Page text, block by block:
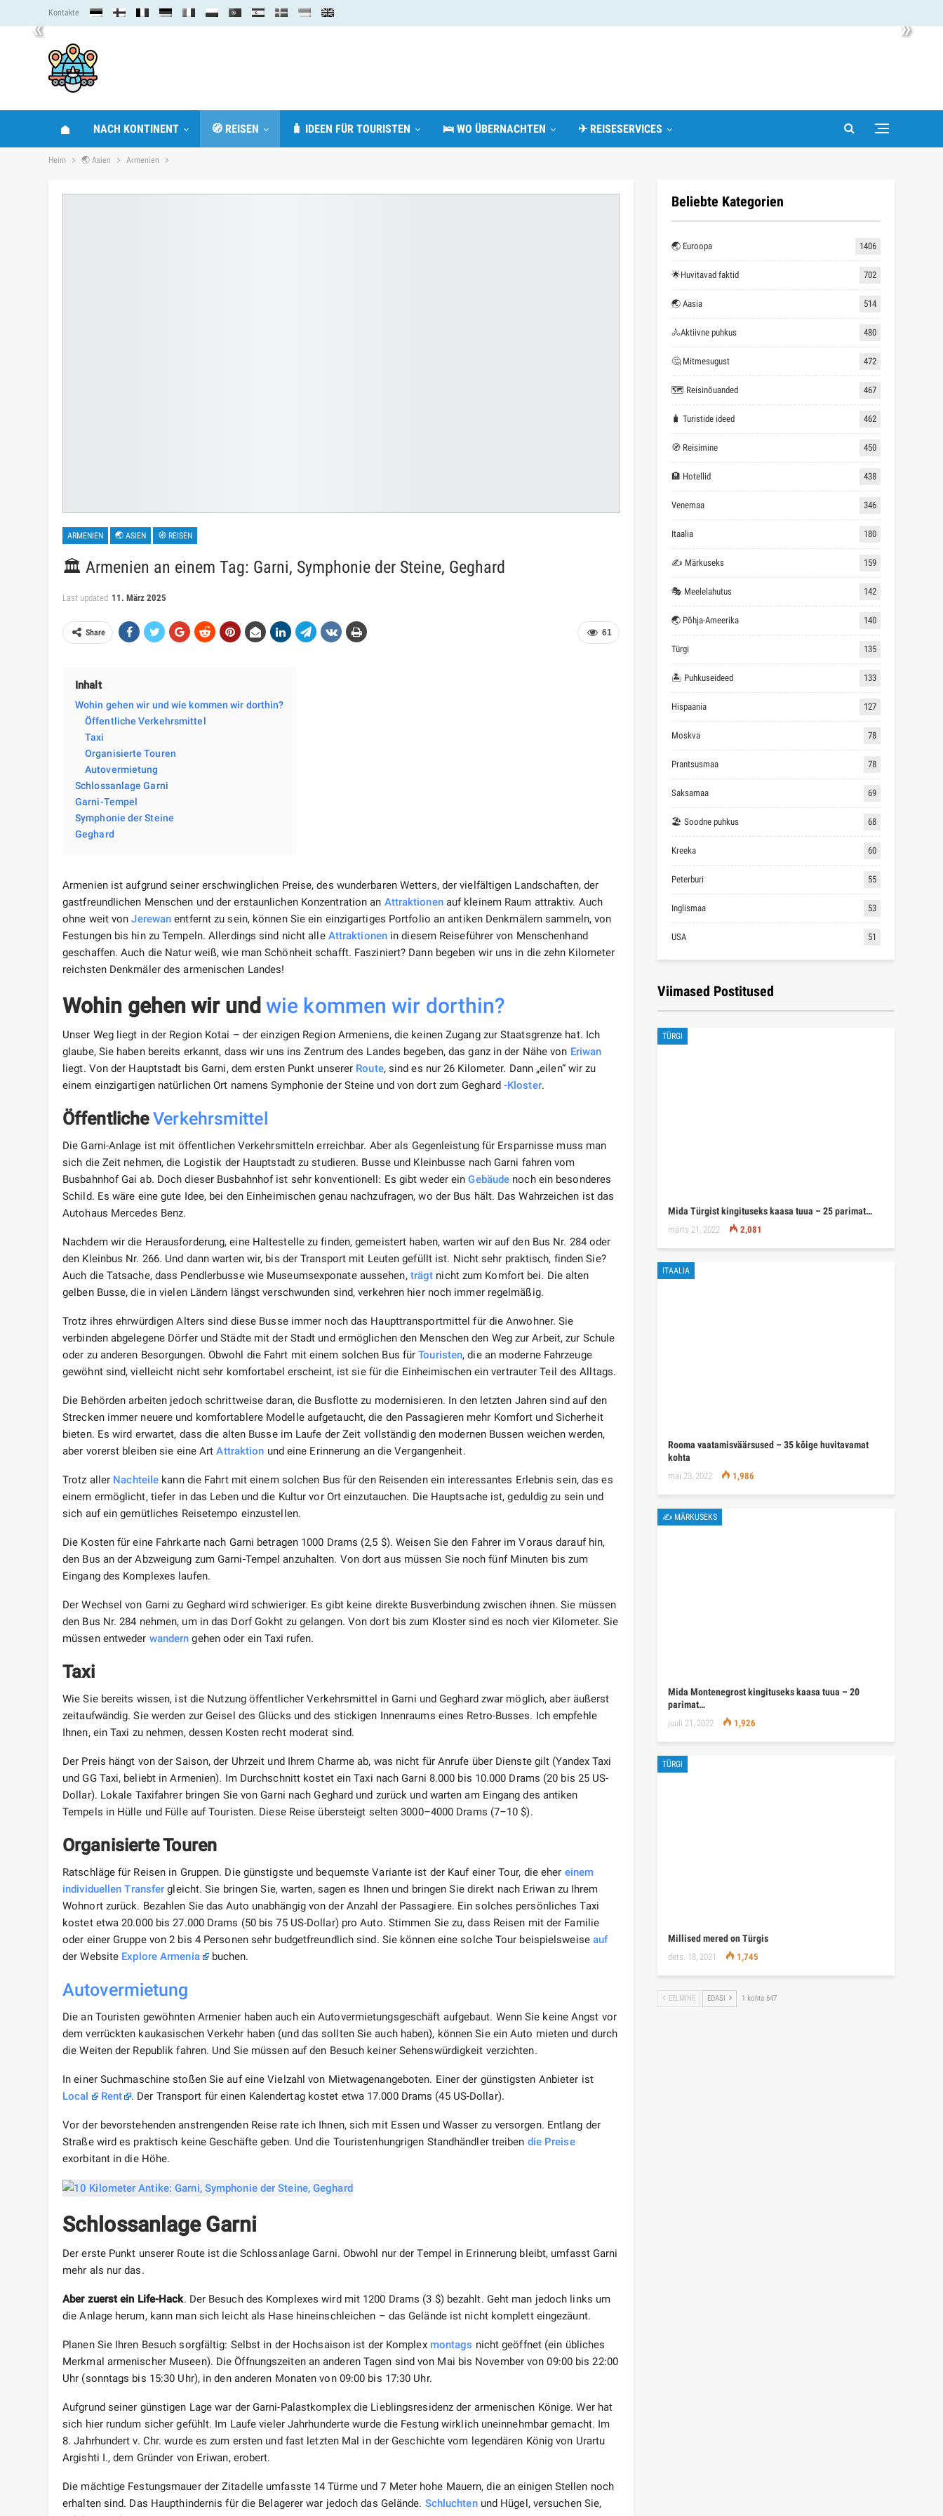
« »
Kontakte
NACH KONTINENT 🧭 REISEN 🧳 IDEEN FÜR TOURISTEN 🛌 WO ÜBERNACHTEN ✈ REISESERVICES
Heim 🌏 Asien Armenien
ARMENIEN 🌏 ASIEN 🧭 REISEN
🏛️ Armenien an einem Tag: Garni, Symphonie der Steine, Geghard
Last updated 11. März 2025
61
Share
Inhalt
Wohin gehen wir und wie kommen wir dorthin?
Öffentliche Verkehrsmittel
Taxi
Organisierte Touren
Autovermietung​
Schlossanlage Garni
Garni-Tempel
Symphonie der Steine
Geghard
Armenien ist aufgrund seiner erschwinglichen Preise, des wunderbaren Wetters, der vielfältigen Landschaften, der
gastfreundlichen Menschen und der erstaunlichen Konzentration an Attraktionenauf kleinem Raum attraktiv. Auch
ohne weit vonJerewan entfernt zu sein, können Sie ein einzigartiges Portfolio an antiken Denkmälern sammeln, von
Festungen bis hin zu Tempeln. Allerdings sind nicht alle Attraktionenin diesem Reiseführer von Menschenhand
geschaffen. Auch die Natur weiß, wie man Schönheit schafft. Fasziniert? Dann begeben wir uns in die zehn Kilometer
reichsten Denkmäler des armenischen Landes!
Wohin gehen wir und wie kommen wir dorthin?
Unser Weg liegt in der Region Kotai – der einzigen Region Armeniens, die keinen Zugang zur Staatsgrenze hat. Ich
glaube, Sie haben bereits erkannt, dass wir uns ins Zentrum des Landes begeben, das ganz in der Nähe von Eriwan
liegt. Von der Hauptstadt bis Garni, dem ersten Punkt unserer Route, sind es nur 26 Kilometer. Dann „eilen“ wir zu
einem einzigartigen natürlichen Ort namens Symphonie der Steine ​​und von dort zum Geghard -Kloster.
ÖffentlicheVerkehrsmittel
Die Garni-Anlage ist mit öffentlichen Verkehrsmitteln erreichbar. Aber als Gegenleistung für Ersparnisse muss man
sich die Zeit nehmen, die Logistik der Hauptstadt zu studieren. Busse und Kleinbusse nach Garni fahren vom
Busbahnhof Gai ab. Doch dieser Busbahnhof ist sehr konventionell: Es gibt weder einGebäude noch ein besonderes
Schild. Es wäre eine gute Idee, bei den Einheimischen genau nachzufragen, wo der Bus hält. Das Wahrzeichen ist das
Autohaus Mercedes Benz.
Nachdem wir die Herausforderung, eine Haltestelle zu finden, gemeistert haben, warten wir auf den Bus Nr. 284 oder
den Kleinbus Nr. 266. Und dann warten wir, bis der Transport mit Leuten gefüllt ist. Nicht sehr praktisch, finden Sie?
Auch die Tatsache, dass Pendlerbusse wie Museumsexponate aussehen, trägt nicht zum Komfort bei. Die alten
gelben Busse, die in vielen Ländern längst verschwunden sind, verkehren hier noch immer regelmäßig.
Trotz ihres ehrwürdigen Alters sind diese Busse immer noch das Haupttransportmittel für die Anwohner. Sie
verbinden abgelegene Dörfer und Städte mit der Stadt und ermöglichen den Menschen den Weg zur Arbeit, zur Schule
oder zu anderen Besorgungen. Obwohl die Fahrt mit einem solchen Bus fürTouristen, die an moderne Fahrzeuge
gewöhnt sind, vielleicht nicht sehr komfortabel erscheint, ist sie für die Einheimischen ein vertrauter Teil des Alltags.
Die Behörden arbeiten jedoch schrittweise daran, die Busflotte zu modernisieren. In den letzten Jahren sind auf den
Strecken immer neuere und komfortablere Modelle aufgetaucht, die den Passagieren mehr Komfort und Sicherheit
bieten. Es wird erwartet, dass die alten Busse im Laufe der Zeit vollständig den modernen Bussen weichen werden,
aber vorerst bleiben sie eine ArtAttraktion und eine Erinnerung an die Vergangenheit.
Trotz aller Nachteile kann die Fahrt mit einem solchen Bus für den Reisenden ein interessantes Erlebnis sein, das es
einem ermöglicht, tiefer in das Leben und die Kultur vor Ort einzutauchen. Die Hauptsache ist, geduldig zu sein und
sich auf ein gemütliches Reisetempo einzustellen.
Die Kosten für eine Fahrkarte nach Garni betragen 1000 Drams (2,5 $). Weisen Sie den Fahrer im Voraus darauf hin,
den Bus an der Abzweigung zum Garni-Tempel anzuhalten. Von dort aus müssen Sie noch fünf Minuten bis zum
Eingang des Komplexes laufen.
Der Wechsel von Garni zu Geghard wird schwieriger. Es gibt keine direkte Busverbindung zwischen ihnen. Sie müssen
den Bus Nr. 284 nehmen, um in das Dorf Gokht zu gelangen. Von dort bis zum Kloster sind es noch vier Kilometer. Sie
müssen entweder wandern gehen oder ein Taxi rufen.
Taxi
Wie Sie bereits wissen, ist die Nutzung öffentlicher Verkehrsmittel in Garni und Geghard zwar möglich, aber äußerst
zeitaufwändig. Sie werden zur Geisel des Glücks und des stickigen Innenraums eines Retro-Busses. Ich empfehle
Ihnen, ein Taxi zu nehmen, dessen Kosten recht moderat sind.
Der Preis hängt von der Saison, der Uhrzeit und Ihrem Charme ab, was nicht für Anrufe über Dienste gilt (Yandex Taxi
und GG Taxi, beliebt in Armenien). Im Durchschnitt kostet ein Taxi nach Garni 8.000 bis 10.000 Drams (20 bis 25 US-
Dollar). Lokale Taxifahrer bringen Sie von Garni nach Geghard und zurück und warten am Eingang des antiken
Tempels in Hülle und Fülle auf Touristen. Diese Reise übersteigt selten 3000–4000 Drams (7–10 $).
Organisierte Touren
Ratschläge für Reisen in Gruppen. Die günstigste und bequemste Variante ist der Kauf einer Tour, die eher einem
individuellen Transfer gleicht. Sie bringen Sie, warten, sagen es Ihnen und bringen Sie direkt nach Eriwan zu Ihrem
Wohnort zurück. Bezahlen Sie das Auto unabhängig von der Anzahl der Passagiere. Ein solches persönliches Taxi
kostet etwa 20.000 bis 27.000 Drams (50 bis 75 US-Dollar) pro Auto. Stimmen Sie zu, dass Reisen mit der Familie
oder einer Gruppe von 2 bis 4 Personen sehr budgetfreundlich sind. Sie können eine solche Tour beispielsweise auf
der Website Explore Armenia buchen.
Autovermietung
Die an Touristen gewöhnten Armenier haben auch ein Autovermietungsgeschäft aufgebaut. Wenn Sie keine Angst vor
dem verrückten kaukasischen Verkehr haben (und das sollten Sie auch haben), können Sie ein Auto mieten und durch
die Weiten der Republik fahren. Und Sie müssen auf den Besuch keiner Sehenswürdigkeit verzichten.
In einer Suchmaschine stoßen Sie auf eine Vielzahl von Mietwagenangeboten. Einer der günstigsten Anbieter ist
Local
Rent . Der Transport für einen Kalendertag kostet etwa 17.000 Drams (45 US-Dollar).
Vor der bevorstehenden anstrengenden Reise rate ich Ihnen, sich mit Essen und Wasser zu versorgen. Entlang der
Straße wird es praktisch keine Geschäfte geben. Und die Touristenhungrigen Standhändler treiben die Preise
exorbitant in die Höhe.
Schlossanlage Garni
Der erste Punkt unserer Route ist die Schlossanlage Garni. Obwohl nur der Tempel in Erinnerung bleibt, umfasst Garni
mehr als nur das.
Aber zuerst ein Life-Hack. Der Besuch des Komplexes wird mit 1200 Drams (3 $) bezahlt. Geht man jedoch links um
die Anlage herum, kann man sich leicht als Hase hineinschleichen – das Gelände ist nicht komplett eingezäunt.
Planen Sie Ihren Besuch sorgfältig: Selbst in der Hochsaison ist der Komplex montags nicht geöffnet (ein übliches
Merkmal armenischer Museen). Die Öffnungszeiten an anderen Tagen sind von Mai bis November von 09:00 bis 22:00
Uhr (sonntags bis 15:30 Uhr), in den anderen Monaten von 09:00 bis 17:30 Uhr.
Aufgrund seiner günstigen Lage war der Garni-Palastkomplex die Lieblingsresidenz der armenischen Könige. Wer hat
sich hier rundum sicher gefühlt. Im Laufe vieler Jahrhunderte wurde die Festung wirklich uneinnehmbar gemacht. Im
8. Jahrhundert v. Chr. wurde es zum ersten und fast letzten Mal in der Geschichte vom legendären König von Urartu
Argishti I., dem Gründer von Eriwan, erobert.
Die mächtige Festungsmauer der Zitadelle umfasste 14 Türme und 7 Meter hohe Mauern, die an einigen Stellen noch
erhalten sind. Das Haupthindernis für die Belagerer war jedoch das Gelände. Schluchtenund Hügel, versuchen Sie,
Beliebte Kategorien
🌏 Euroopa 1406
🌟Huvitavad faktid 702
🌏 Aasia 514
🚴Aktiivne puhkus 480
🤔 Mitmesugust 472
🗺 Reisinõuanded 467
🧳 Turistide ideed 462
🧭 Reisimine 450
🏨 Hotellid 438
Venemaa 346
Itaalia 180
✍ Märkuseks 159
🎭 Meelelahutus 142
🌏 Põhja-Ameerika 140
Türgi 135
🏝 Puhkuseideed 133
Hispaania 127
Moskva 78
Prantsusmaa 78
Saksamaa 69
🏖 Soodne puhkus 68
Kreeka 60
Peterburi 55
Inglismaa 53
USA 51
Viimased Postitused
TÜRGI
Mida Türgist kingituseks kaasa tuua – 25 parimat…
märts 21, 2022 2,081
ITAALIA
Rooma vaatamisväärsused – 35 kõige huvitavamat
kohta
mai 23, 2022 1,986
✍ MÄRKUSEKS
Mida Montenegrost kingituseks kaasa tuua – 20
parimat…
juuli 21, 2022 1,926
TÜRGI
Millised mered on Türgis
dets. 18, 2021 1,745
EELMINE EDASI 1 kohta 647